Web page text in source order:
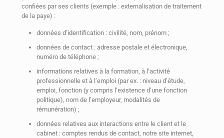
confiées par ses clients (exemple : externalisation de traitement
de la paye) :
données d’identification : civilité, nom, prénom ;
données de contact : adresse postale et électronique,
numéro de téléphone ;
informations relatives à la formation, à l’activité
professionnelle et à l’emploi (par ex. : niveau d’étude,
emploi, fonction (y compris l’existence d’une fonction
politique), nom de l’employeur, modalités de
rémunération) ;
données relatives aux interactions entre le client et le
cabinet : comptes rendus de contact, notre site internet,